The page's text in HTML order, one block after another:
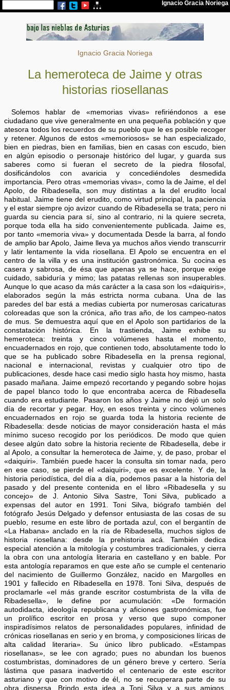
Ignacio Gracia Noriega
La hemeroteca de Jaime y otras
historias riosellanas
Solemos hablar de «memorias vivas» refiriéndonos a ese
ciudadano que vive generalmente en una pequeña población y que
atesora todos los recuerdos de su pueblo que le es posible recoger
y retener. Algunos de estos «memoriosos» se han especializado,
bien en piedras, bien en familias, bien en casas con escudo, bien
en algún episodio o personaje histórico del lugar, y guarda sus
saberes como si fueran el secreto de la piedra filosofal,
dosificándolos con avaricia y concediéndoles desmedida
importancia. Pero otras «memorias vivas», como la de Jaime, el del
Apolo, de Ribadesella, son muy distintas a la del erudito local
habitual. Jaime tiene del erudito, como virtud principal, la paciencia
y el estar siempre ojo avizor cuando de Ribadesella se trata; pero ni
guarda su ciencia para sí, sino al contrario, ni la quiere secreta,
porque toda ella ha sido convenientemente publicada. Jaime es,
por tanto «memoria viva» y documentada Desde la barra, al fondo
de amplio bar Apolo, Jaime lleva ya muchos años viendo transcurrir
y latir lentamente la vida riosellana. El Apolo se encuentra en el
centro de la villa y es una institución gastronómica. Su cocina es
casera y sabrosa, de ésa que apenas ya se hace, porque exige
cuidado, sabiduría y mimo; las patatas rellenas son insuperables.
Aunque lo que acaso da más carácter a la casa son los «daiquiris»,
elaborados según la más estricta norma cubana. Una de las
paredes del bar está a medias cubierta por numerosas caricaturas
coloreadas que son la crónica, año tras año, de los campeo-natos
de mus. Se demuestra aquí que en el Apolo son partidarios de la
constatación histórica. En la trastienda, Jaime exhibe su
hemeroteca: treinta y cinco volúmenes hasta el momento,
encuadernados en rojo, que contienen todo, absolutamente todo lo
que se ha publicado sobre Ribadesella en la prensa regional,
nacional e internacional, revistas y cualquier otro tipo de
publicaciones, desde hace casi medio siglo hasta hoy mismo, hasta
pasado mañana. Jaime empezó recortando y pegando sobre hojas
de papel blanco todo lo que encontraba acerca de Ribadesella
cuando era estudiante. Pasaron los años y Jaime no dejó un solo
día de recortar y pegar. Hoy, en esos treinta y cinco volúmenes
encuadernados en rojo se guarda toda la historia reciente de
Ribadesella: desde noticias de mayor consideración hasta el más
mínimo suceso recogido por los periódicos. De modo que quien
desee algún dato sobre la historia reciente de Ribadesella, debe ir
al Apolo, a consultar la hemeroteca de Jaime, y, de paso, probar el
«daiquiri». También puede hacer la consulta sin tomar nada, pero
en ese caso, se pierde el «daiquiri», que es excelente. Y de, la
historia periodística, del día a día, podemos pasar a la historia del
pasado y del presente contenida en el libro «Ribadesella y su
concejo» de J. Antonio Silva Sastre, Toni Silva, publicado a
expensas del autor en 1991. Toni Silva, biógrafo también del
fotógrafo Jesús Delgado y defensor entusiasta de las cosas de su
pueblo, resume en este libro de portada azul, con el bergantín de
«La Habana» anclado en la ría de Ribadesella, muchos siglos de
historia riosellana: desde la prehistoria acá. También dedica
especial atención a la mitología y costumbres tradicionales, y cierra
la obra con una antología literaria en castellano y en bable. Por
esta antología reparamos en que este año se cumple el centenario
del nacimiento de Guillermo González, nacido en Margolles en
1901 y fallecido en Ribadesella en 1978. Toni Silva, después de
proclamarle «el más grande escritor costumbrista de la villa de
Ribadesella», le define por acumulación: «De formación
autodidacta, ideología republicana y aficiones gastronómicas, fue
un prolífico escritor en prosa y verso que supo componer
inspiradísimos relatos de personalidades populares, infinidad de
crónicas riosellanas en serio y en broma, y composiciones líricas de
alta calidad literaria». Su único libro publicado. «Estampas
riosellanas», se lee con agrado; pues no abundan los buenos
costumbristas, dominadores de un género breve y certero. Sería
lástima que pasara inadvertido el centenario de este escritor
asturiano y que con motivo de él, no se recuperara parte de su
obra dispersa. Brindo esta idea a Toni Silva y a sus amigos,